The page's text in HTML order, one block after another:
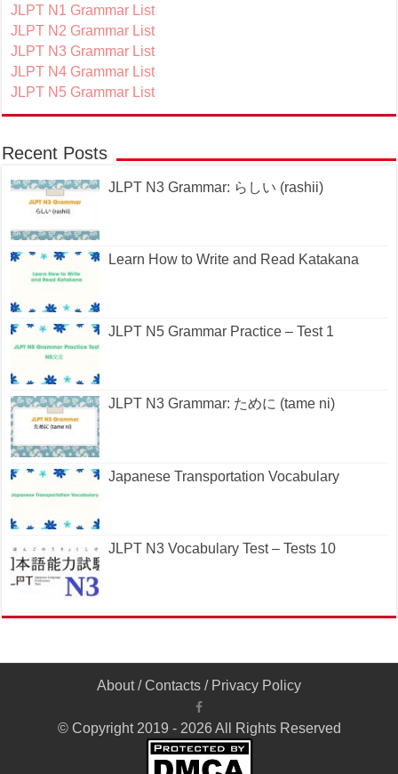
JLPT N1 Grammar List
JLPT N2 Grammar List
JLPT N3 Grammar List
JLPT N4 Grammar List
JLPT N5 Grammar List
Recent Posts
JLPT N3 Grammar: らしい (rashii)
Learn How to Write and Read Katakana
JLPT N5 Grammar Practice – Test 1
JLPT N3 Grammar: ために (tame ni)
Japanese Transportation Vocabulary
JLPT N3 Vocabulary Test – Tests 10
About/Contacts / Privacy Policy
© Copyright 2019 - 2026 All Rights Reserved